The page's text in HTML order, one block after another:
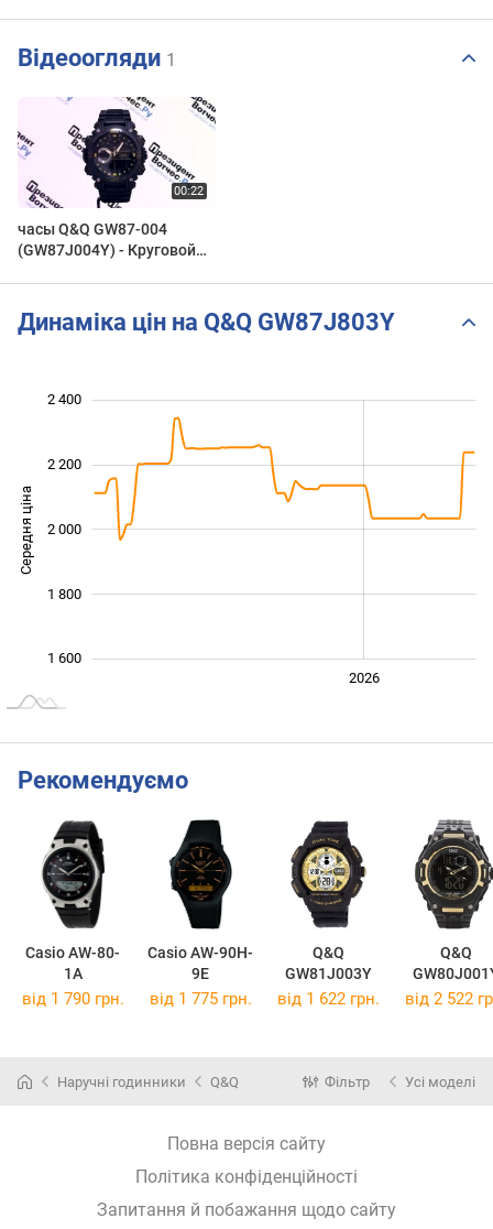
Відеоогляди 1
часы Q&Q GW87-004
(GW87J004Y) - Круговой
Динаміка цін на Q&Q GW87J803Y
Середня ціна 1 700
1 600
1 800
2 000
2 200
2 400
2026
Рекомендуємо
Casio AW-80-
1A
Casio AW-90H-
9E
Q&Q
GW81J003Y
Q&Q
від 1 790 грн. від 1 775 грн. від 1 622 грн. від 2 522
Наручні годинники Q&Q Фільтр Усі моделі
Повна версія сайту
Політика конфіденційності
Запитання й побажання щодо сайту